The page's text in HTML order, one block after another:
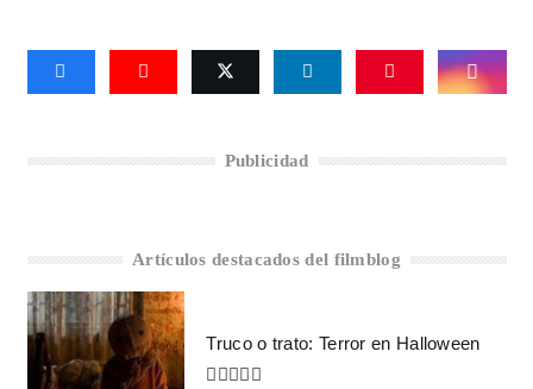
Publicidad
Artículos destacados del filmblog
Truco o trato: Terror en Halloween